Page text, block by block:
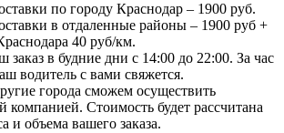
по городу Краснодар – 1900 руб.
в отдаленные районы – 1900 руб +
40 руб/км.
заказ в будние дни с 14:00 до 22:00. За час
водитель с вами свяжется.
города сможем осуществить
компанией. Стоимость будет рассчитана
и объема вашего заказа.